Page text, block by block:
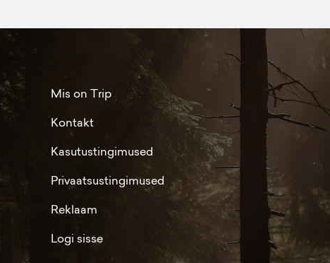
Mis on Trip
Kontakt
Kasutustingimused
Privaatsustingimused
Reklaam
Logi sisse